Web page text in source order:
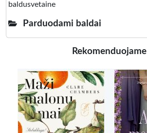
baldusvetaine
Parduodami baldai
Rekomenduojame